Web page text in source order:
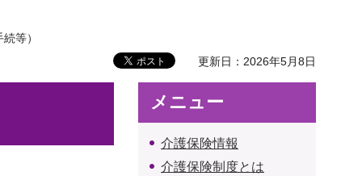
等）
更新日：2026年5月8日
メニュー
介護保険情報
介護保険制度とは